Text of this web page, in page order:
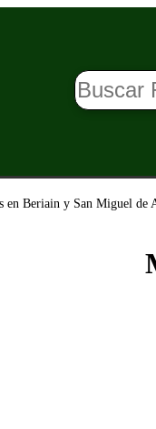
en Beriain y San Miguel de